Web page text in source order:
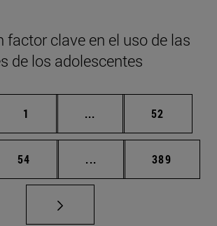
factor clave en el uso de las
de los adolescentes
Página
1 ... Páginas intermedias
Página
52
Página
54 ... Páginas intermedias
Página
389